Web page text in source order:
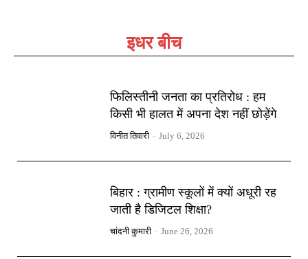
इधर बीच
फिलिस्तीनी जनता का प्रतिरोध : हम
किसी भी हालत में अपना देश नहीं छोड़ेंगे
विनीत तिवारी - July 6, 2026
बिहार : ग्रामीण स्कूलों में क्यों अधूरी रह
जाती है डिजिटल शिक्षा?
चांदनी कुमारी - June 26, 2026